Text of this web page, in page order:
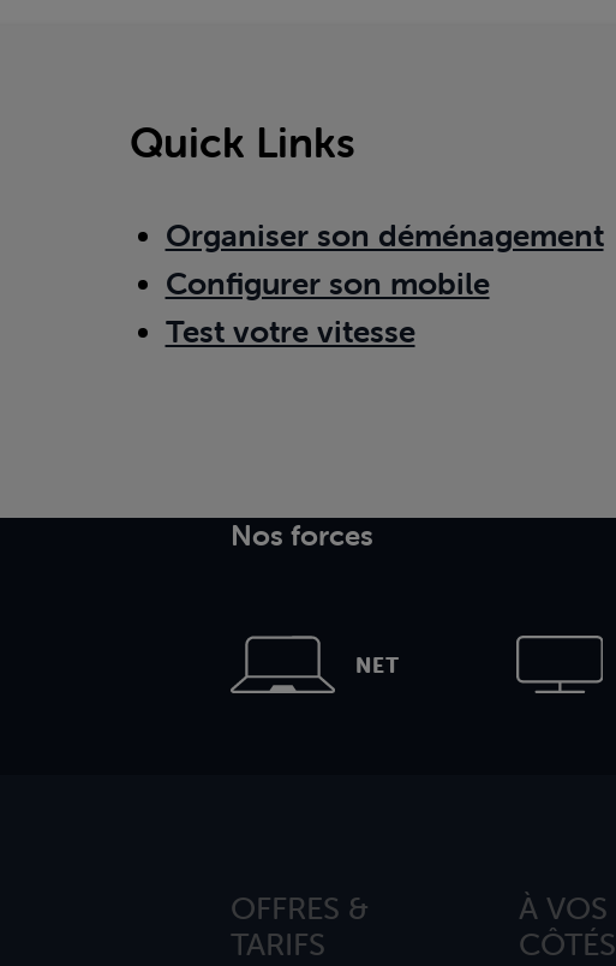
Quick Links
Organiser son déménagement
Configurer son mobile
Test votre vitesse
Nos forces
NET
OFFRES &
TARIFS
À VOS
CÔTÉS